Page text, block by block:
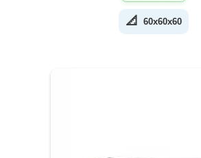
📐 60x60x60